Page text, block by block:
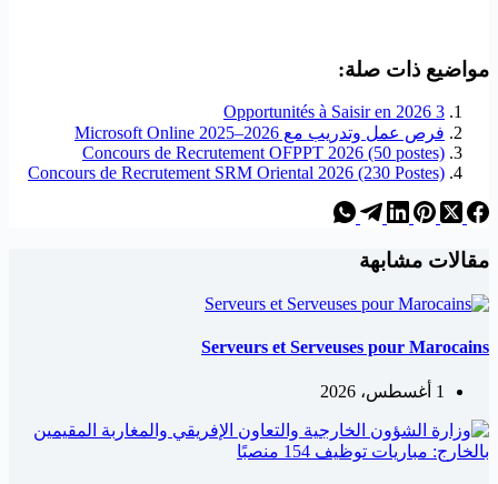
مواضيع ذات صلة:
3 Opportunités à Saisir en 2026
فرص عمل وتدريب مع Microsoft Online 2025–2026
Concours de Recrutement OFPPT 2026 (50 postes)
Concours de Recrutement SRM Oriental 2026 (230 Postes)
مقالات مشابهة
Serveurs et Serveuses pour Marocains
1 أغسطس، 2026